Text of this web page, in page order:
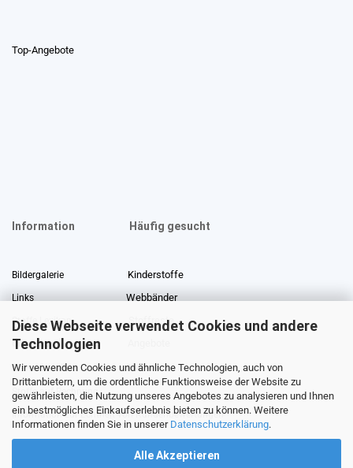
Diese Webseite verwendet Cookies und andere
Technologien
Wir verwenden Cookies und ähnliche Technologien, auch von
Drittanbietern, um die ordentliche Funktionsweise der Website zu
gewährleisten, die Nutzung unseres Angebotes zu analysieren und Ihnen
ein bestmögliches Einkaufserlebnis bieten zu können. Weitere
Informationen finden Sie in unserer Datenschutzerklärung.
Alle Akzeptieren
Top-Angebote
Information Häufig gesucht
Bildergalerie Kinderstoffe
Links Webbänder
Stoffe Lexikon Stoffreste
Über uns
Gewerberabatt Meterware
Stoffe auf Rechnung
Information zur Echtheit von Kundenbewertungen